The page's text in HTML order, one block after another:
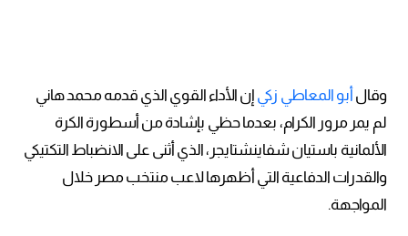
وقالأبو المعاطي زكي إن الأداء القوي الذي قدمه محمد هاني
لم يمر مرور الكرام، بعدما حظي بإشادة من أسطورة الكرة
الألمانية باستيان شفاينشتايجر، الذي أثنى على الانضباط التكتيكي
والقدرات الدفاعية التي أظهرها لاعب منتخب مصر خلال
المواجهة.